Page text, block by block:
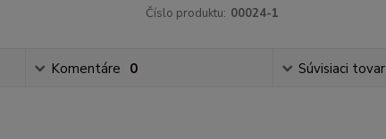
Číslo produktu: 00024-1
Komentáre 0 Súvisiaci tovar